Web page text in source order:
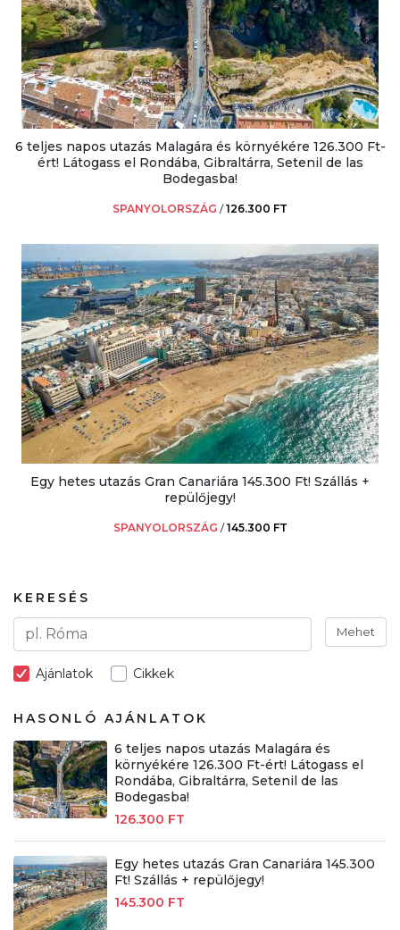
6 teljes napos utazás Malagára és környékére 126.300 Ft-
ért! Látogass el Rondába, Gibraltárra, Setenil de las
Bodegasba!
SPANYOLORSZÁG /126.300 FT
Egy hetes utazás Gran Canariára 145.300 Ft! Szállás +
repülőjegy!
SPANYOLORSZÁG /145.300 FT
KERESÉS
Mehet
Ajánlatok Cikkek
HASONLÓ AJÁNLATOK
6 teljes napos utazás Malagára és
környékére 126.300 Ft-ért! Látogass el
Rondába, Gibraltárra, Setenil de las
Bodegasba!
126.300 FT
Egy hetes utazás Gran Canariára 145.300
Ft! Szállás + repülőjegy!
145.300 FT